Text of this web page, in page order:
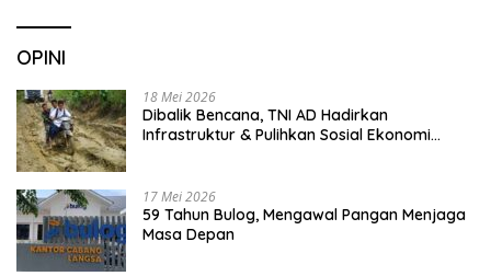
OPINI
18 Mei 2026
Dibalik Bencana, TNI AD Hadirkan
Infrastruktur & Pulihkan Sosial Ekonomi
17 Mei 2026
59 Tahun Bulog, Mengawal Pangan Menjaga
Masa Depan